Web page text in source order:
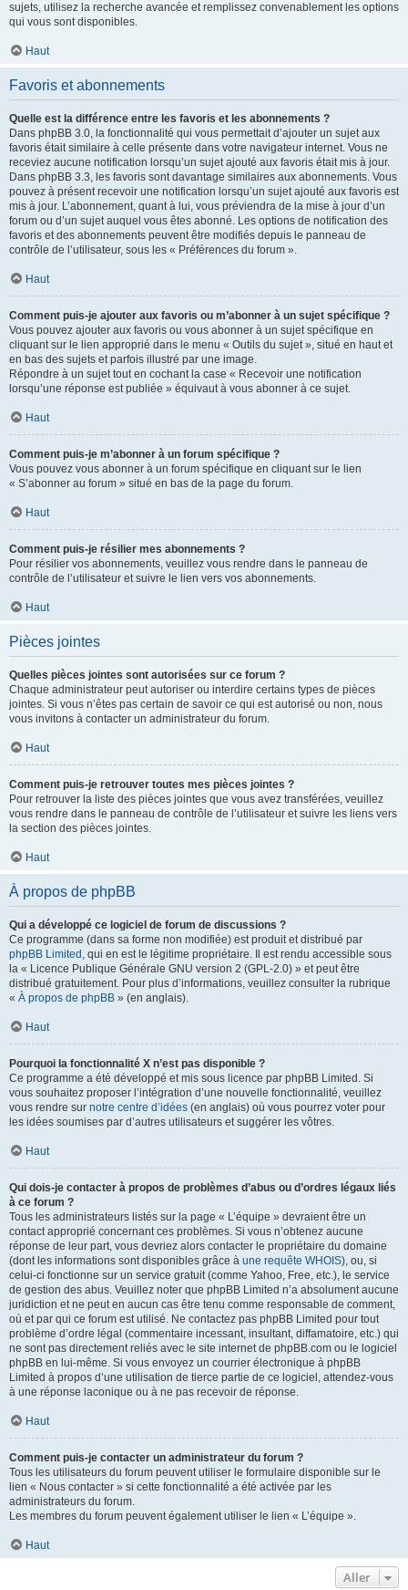
sujets, utilisez la recherche avancée et remplissez convenablement les options
qui vous sont disponibles.
Haut
Favoris et abonnements
Quelle est la différence entre les favoris et les abonnements ?
Dans phpBB 3.0, la fonctionnalité qui vous permettait d’ajouter un sujet aux
favoris était similaire à celle présente dans votre navigateur internet. Vous ne
receviez aucune notification lorsqu’un sujet ajouté aux favoris était mis à jour.
Dans phpBB 3.3, les favoris sont davantage similaires aux abonnements. Vous
pouvez à présent recevoir une notification lorsqu’un sujet ajouté aux favoris est
mis à jour. L’abonnement, quant à lui, vous préviendra de la mise à jour d’un
forum ou d’un sujet auquel vous êtes abonné. Les options de notification des
favoris et des abonnements peuvent être modifiés depuis le panneau de
contrôle de l’utilisateur, sous les « Préférences du forum ».
Haut
Comment puis-je ajouter aux favoris ou m’abonner à un sujet spécifique ?
Vous pouvez ajouter aux favoris ou vous abonner à un sujet spécifique en
cliquant sur le lien approprié dans le menu « Outils du sujet », situé en haut et
en bas des sujets et parfois illustré par une image.
Répondre à un sujet tout en cochant la case « Recevoir une notification
lorsqu’une réponse est publiée » équivaut à vous abonner à ce sujet.
Haut
Comment puis-je m’abonner à un forum spécifique ?
Vous pouvez vous abonner à un forum spécifique en cliquant sur le lien
« S’abonner au forum » situé en bas de la page du forum.
Haut
Comment puis-je résilier mes abonnements ?
Pour résilier vos abonnements, veuillez vous rendre dans le panneau de
contrôle de l’utilisateur et suivre le lien vers vos abonnements.
Haut
Pièces jointes
Quelles pièces jointes sont autorisées sur ce forum ?
Chaque administrateur peut autoriser ou interdire certains types de pièces
jointes. Si vous n’êtes pas certain de savoir ce qui est autorisé ou non, nous
vous invitons à contacter un administrateur du forum.
Haut
Comment puis-je retrouver toutes mes pièces jointes ?
Pour retrouver la liste des pièces jointes que vous avez transférées, veuillez
vous rendre dans le panneau de contrôle de l’utilisateur et suivre les liens vers
la section des pièces jointes.
Haut
À propos de phpBB
Qui a développé ce logiciel de forum de discussions ?
Ce programme (dans sa forme non modifiée) est produit et distribué par
phpBB Limited , qui en est le légitime propriétaire. Il est rendu accessible sous
la « Licence Publique Générale GNU version 2 (GPL-2.0) » et peut être
distribué gratuitement. Pour plus d’informations, veuillez consulter la rubrique
« À propos de phpBB » (en anglais).
Haut
Pourquoi la fonctionnalité X n’est pas disponible ?
Ce programme a été développé et mis sous licence par phpBB Limited. Si
vous souhaitez proposer l’intégration d’une nouvelle fonctionnalité, veuillez
vous rendre sur notre centre d’idées (en anglais) où vous pourrez voter pour
les idées soumises par d’autres utilisateurs et suggérer les vôtres.
Haut
Qui dois-je contacter à propos de problèmes d’abus ou d’ordres légaux liés
à ce forum ?
Tous les administrateurs listés sur la page « L’équipe » devraient être un
contact approprié concernant ces problèmes. Si vous n’obtenez aucune
réponse de leur part, vous devriez alors contacter le propriétaire du domaine
(dont les informations sont disponibles grâce à une requête WHOIS), ou, si
celui-ci fonctionne sur un service gratuit (comme Yahoo, Free, etc.), le service
de gestion des abus. Veuillez noter que phpBB Limited n’a absolument aucune
juridiction et ne peut en aucun cas être tenu comme responsable de comment,
où et par qui ce forum est utilisé. Ne contactez pas phpBB Limited pour tout
problème d’ordre légal (commentaire incessant, insultant, diffamatoire, etc.) qui
ne sont pas directement reliés avec le site internet de phpBB.com ou le logiciel
phpBB en lui-même. Si vous envoyez un courrier électronique à phpBB
Limited à propos d’une utilisation de tierce partie de ce logiciel, attendez-vous
à une réponse laconique ou à ne pas recevoir de réponse.
Haut
Comment puis-je contacter un administrateur du forum ?
Tous les utilisateurs du forum peuvent utiliser le formulaire disponible sur le
lien « Nous contacter » si cette fonctionnalité a été activée par les
administrateurs du forum.
Les membres du forum peuvent également utiliser le lien « L’équipe ».
Haut
Aller